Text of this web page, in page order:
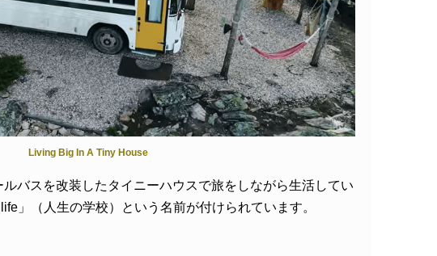
Living Big In A Tiny House
バスを改装したタイニーハウスで旅をしながら生活してい
」（人生の学校）という名前が付けられています。